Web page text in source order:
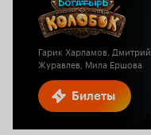
Билеты
Гарик Харламов, Дмитрий
Журавлев, Мила Ершова